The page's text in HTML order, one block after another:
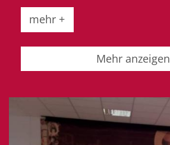
mehr +
Mehr anzeigen